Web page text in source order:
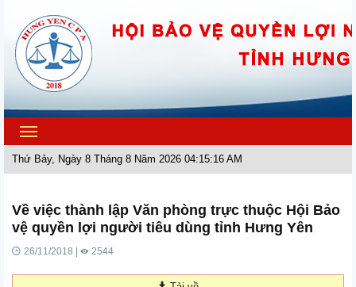
Toggle
navigation
Thứ Bảy, Ngày 8 Tháng 8 Năm 2026 04:15:16 AM
Về việc thành lập Văn phòng trực thuộc Hội Bảo
vệ quyền lợi người tiêu dùng tỉnh Hưng Yên
26/11/2018 | 2544